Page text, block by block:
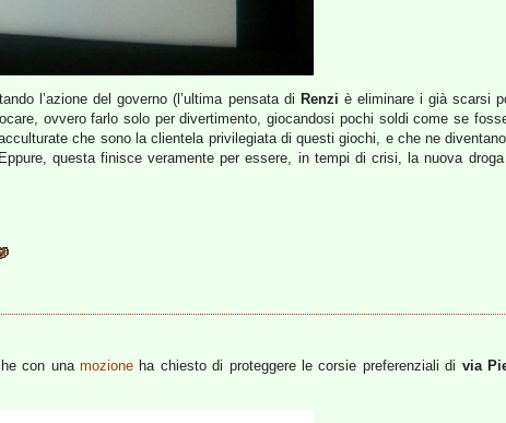
l’azione del governo (l’ultima pensata di Renzi è eliminare i già scarsi
ovvero farlo solo per divertimento, giocandosi pochi soldi come se
che sono la clientela privilegiata di questi giochi, e che ne
questa finisce veramente per essere, in tempi di crisi, la nuova
con unamozione ha chiesto di proteggere le corsie preferenziali di via